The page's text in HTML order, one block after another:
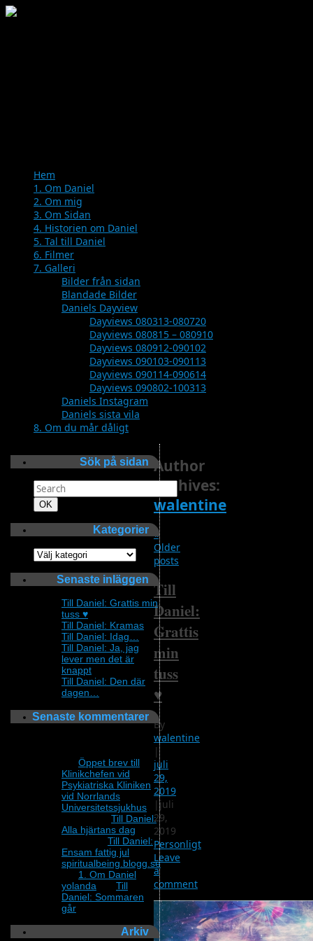
content
Hem
1. Om Daniel
2. Om mig
3. Om Sidan
4. Historien om Daniel
5. Tal till Daniel
6. Filmer
7. Galleri
Bilder från sidan
Blandade Bilder
Daniels Dayview
Dayviews 080313-080720
Dayviews 080815 – 080910
Dayviews 080912-090102
Dayviews 090103-090113
Dayviews 090114-090614
Dayviews 090802-100313
Daniels Instagram
Daniels sista vila
8. Om du mår dåligt
Author
Archives:
walentine
«
Older
posts
Till
Daniel:
Grattis
min
tuss
♥
By
walentine
|
juli
29,
2019
| juli
29,
2019
Personligt
Leave
a
comment
Sök på sidan
Search
for:
Search
OK
Kategorier
Kategorier
Senaste inläggen
Till Daniel: Grattis min
tuss ♥
Till Daniel: Kramas
Till Daniel: Idag…
Till Daniel: Ja, jag
lever men det är
knappt
Till Daniel: Den där
dagen…
Senaste kommentarer
Öppet brev till
Klinikchefen vid
Psykiatriska Kliniken
vid Norrlands
Universitetssjukhus
Till Daniel:
Alla hjärtans dag
Till Daniel:
Ensam fattig jul
spiritualbeing.blogg.se
1. Om Daniel
yolanda
Till
Daniel: Sommaren
går
Arkiv